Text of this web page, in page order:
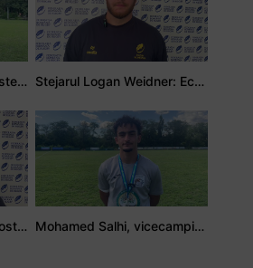
Adrian Țală: Visul meu este să debutez pentru România Stejarul Logan Weidner: Echipa a muncit mult, iar asta se va vedea în meciurile de la Nations Cup
Stejarul Iulian Hartig: A fost un turneu care a unit mai mult echipa Mohamed Salhi, vicecampion național juniori I: Rugby-ul te învață să accepți și înfrângerile